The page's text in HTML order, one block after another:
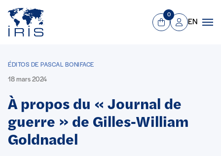
Aller au contenu principal
Panier
0
Mon compte
EN
ÉDITOS DE PASCAL BONIFACE
18 mars 2024
À propos du « Journal de
guerre » de Gilles-William
Goldnadel